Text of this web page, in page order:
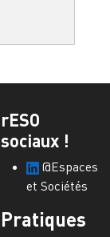
rESO
sociaux !
@Espaces
et Sociétés
Pratiques